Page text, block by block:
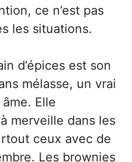
ce n’est pas
les situations.
d’épices est son
mélasse, un vrai
Elle
merveille dans les
ceux avec de
Les brownies